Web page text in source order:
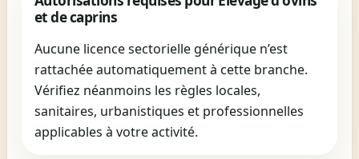
et de caprins
Aucune licence sectorielle générique n’est
rattachée automatiquement à cette branche.
Vérifiez néanmoins les règles locales,
sanitaires, urbanistiques et professionnelles
applicables à votre activité.